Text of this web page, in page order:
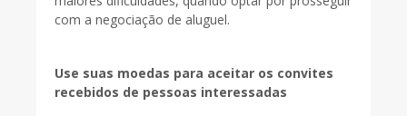
com a negociação de aluguel.
Use suas moedas para aceitar os convites
recebidos de pessoas interessadas